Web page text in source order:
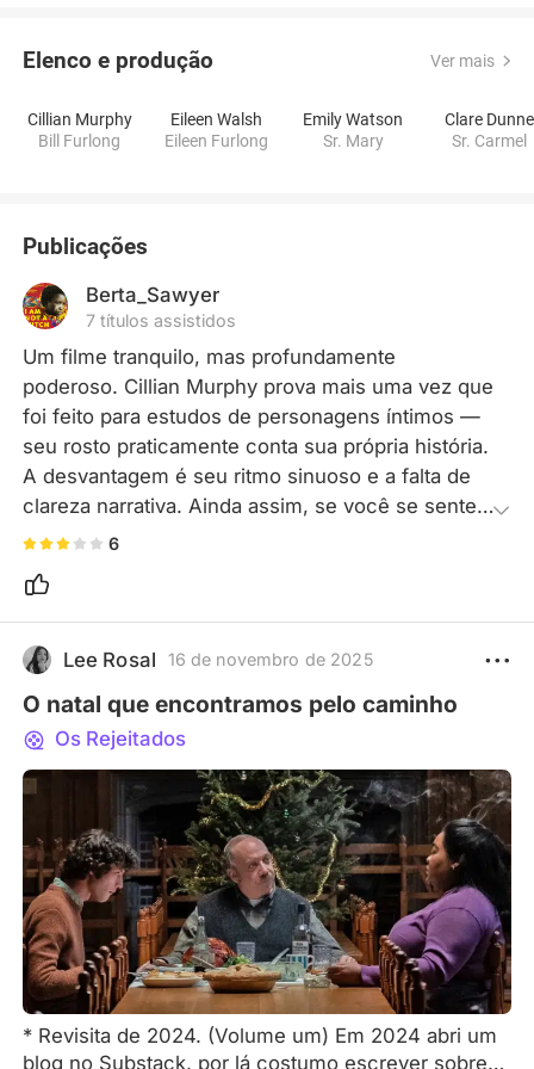
Elenco e produção Ver mais
Cillian Murphy
Bill Furlong
Eileen Walsh
Eileen Furlong
Emily Watson
Sr. Mary
Clare Dunne
Sr. Carmel
Publicações
Berta_Sawyer
7 títulos assistidos
Um filme tranquilo, mas profundamente
poderoso. Cillian Murphy prova mais uma vez que
foi feito para estudos de personagens íntimos —
seu rosto praticamente conta sua própria história.
A desvantagem é seu ritmo sinuoso e a falta de
clareza narrativa. Ainda assim, se você se sente
atraído por dramas introspectivos e de ritmo
6
Lee Rosal 16 de novembro de 2025
O natal que encontramos pelo caminho
Os Rejeitados
* Revisita de 2024. (Volume um) Em 2024 abri um
blog no Substack, por lá costumo escrever sobre